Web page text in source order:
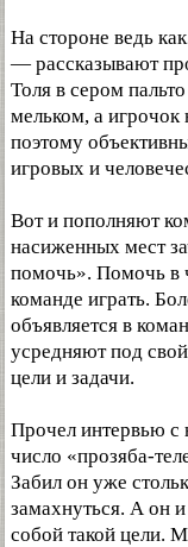
На стороне ведь
— рассказывают
Толя в сером
мельком, а игрочок
поэтому
игровых и
Вот и пополняют
насиженных мест
помочь». Помочь в
команде играть.
объявляется в
усредняют под
цели и задачи.
Прочел интервью
число «прозяба-
Забил он уже
замахнуться. А он
собой такой цели.